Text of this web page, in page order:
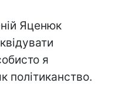
Яценюк
я
політиканство.